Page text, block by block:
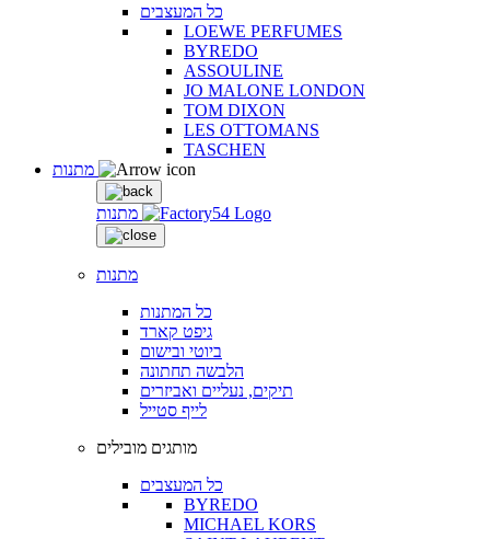
כל המעצבים
LOEWE PERFUMES
BYREDO
ASSOULINE
JO MALONE LONDON
TOM DIXON
LES OTTOMANS
TASCHEN
מתנות
מתנות
כל המתנות
גיפט קארד
ביוטי ובישום
הלבשה תחתונה
תיקים, נעליים ואביזרים
לייף סטייל
מותגים מובילים
כל המעצבים
BYREDO
MICHAEL KORS